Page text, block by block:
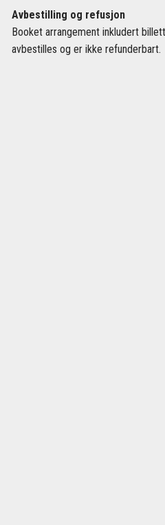
Avbestilling og refusjon
Booket arrangement inkludert
avbestilles og er ikke refunderbart.